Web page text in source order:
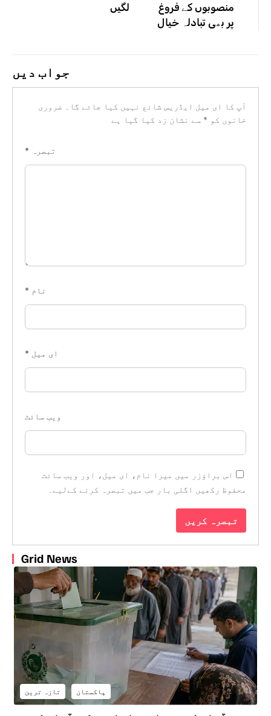
منصوبوں کے فروغ
پر بھی تبادلہ خیال
لگیں
جواب دیں
آپ کا ای میل ایڈریس شائع نہیں کیا جائے گا۔
ضروری
خانوں کو * سے نشان زد کیا گیا ہے
تبصرہ *
نام *
ای میل *
ویب‌ سائٹ
اس براؤزر میں میرا نام، ای میل، اور ویب سائٹ
محفوظ رکھیں اگلی بار جب میں تبصرہ کرنے کےلیے۔
Grid News
پاکستان تازہ ترین